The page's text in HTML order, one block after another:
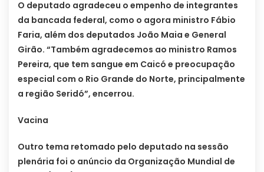
O deputado agradeceu o empenho de integrantes
da bancada federal, como o agora ministro Fábio
Faria, além dos deputados João Maia e General
Girão. “Também agradecemos ao ministro Ramos
Pereira, que tem sangue em Caicó e preocupação
especial com o Rio Grande do Norte, principalmente
a região Seridó”, encerrou.
Vacina
Outro tema retomado pelo deputado na sessão
plenária foi o anúncio da Organização Mundial de